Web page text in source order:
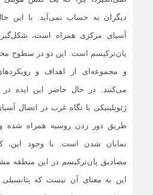
دیگران به حساب نمی‌آید. با این
آسیای مرکزی همراه است،
پان‌ترکیسم است. این دو در سطوح
و مجموعه‌ای از اهداف و رویکردهای
می‌کنند. در حال حاضر این ایده
ژئوپلیتیکی با نگاه غرب در اتصال
طریق دور زدن روسیه همراه شده
نمایان شدن است. با وجود این،
مصادیق پان‌ترکیسم در این منطقه
این به معنای آن نیست که